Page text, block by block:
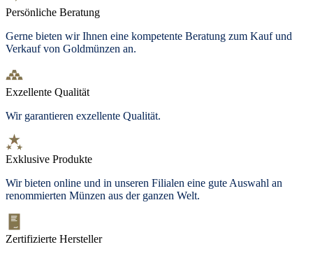
Persönliche Beratung
Gerne bieten wir Ihnen eine kompetente Beratung zum Kauf und
Verkauf von Goldmünzen an.
Exzellente Qualität
Wir garantieren exzellente Qualität.
Exklusive Produkte
Wir bieten online und in unseren Filialen eine gute Auswahl an
renommierten Münzen aus der ganzen Welt.
Zertifizierte Hersteller